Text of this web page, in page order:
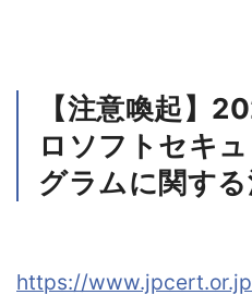
【注意喚起】
ロソフトセキ
グラムに関す
https://